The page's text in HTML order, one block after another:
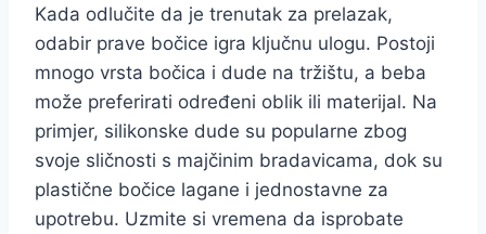
Kada odlučite da je trenutak za prelazak,
odabir prave bočice igra ključnu ulogu. Postoji
mnogo vrsta bočica i dude na tržištu, a beba
može preferirati određeni oblik ili materijal. Na
primjer, silikonske dude su popularne zbog
svoje sličnosti s majčinim bradavicama, dok su
plastične bočice lagane i jednostavne za
upotrebu. Uzmite si vremena da isprobate